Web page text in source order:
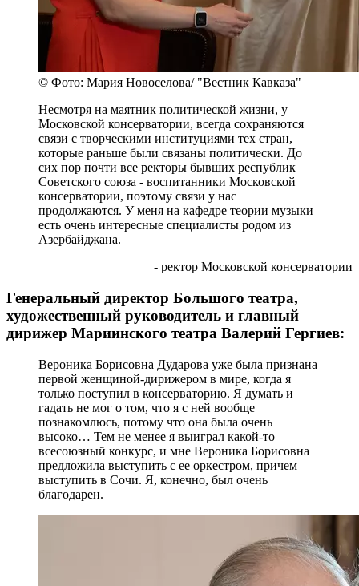
© Фото: Мария Новоселова/ "Вестник Кавказа"
Несмотря на маятник политической жизни, у
Московской консерватории, всегда сохраняются
связи с творческими институциями тех стран,
которые раньше были связаны политически. До
сих пор почти все ректоры бывших республик
Советского союза - воспитанники Московской
консерватории, поэтому связи у нас
продолжаются. У меня на кафедре теории музыки
есть очень интересные специалисты родом из
Азербайджана.
- ректор Московской консерватории
Генеральный директор Большого театра,
художественный руководитель и главный
дирижер Мариинского театра Валерий Гергиев:
Вероника Борисовна Дударова уже была признана
первой женщиной-дирижером в мире, когда я
только поступил в консерваторию. Я думать и
гадать не мог о том, что я с ней вообще
познакомлюсь, потому что она была очень
высоко… Тем не менее я выиграл какой-то
всесоюзный конкурс, и мне Вероника Борисовна
предложила выступить с ее оркестром, причем
выступить в Сочи. Я, конечно, был очень
благодарен.